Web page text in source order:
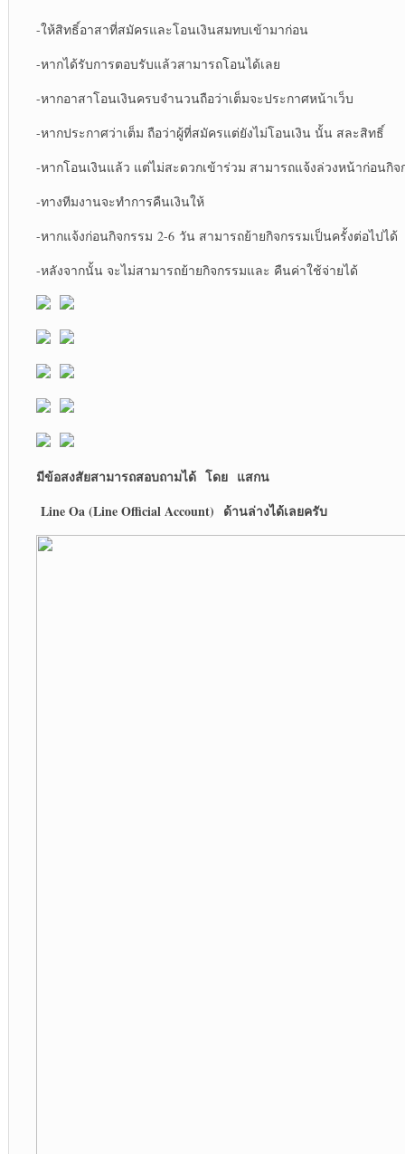
-ให้สิทธิ์อาสาที่สมัครและโอนเงินสมทบเข้ามาก่อน
-หากได้รับการตอบรับแล้วสามารถโอนได้เลย
-หากอาสาโอนเงินครบจำนวนถือว่าเต็มจะประกาศหน้าเว็บ
-หากประกาศว่าเต็ม ถือว่าผู้ที่สมัครแต่ยังไม่โอนเงิน นั้น สละสิทธิ์
-หากโอนเงินแล้ว แต่ไม่สะดวกเข้าร่วม สามารถแจ้งล่วงหน้าก่อนกิ
-ทางทีมงานจะทำการคืนเงินให้
-หากแจ้งก่อนกิจกรรม 2-6 วัน สามารถย้ายกิจกรรมเป็นครั้งต่อไปได้
-หลังจากนั้น จะไม่สามารถย้ายกิจกรรมและ คืนค่าใช้จ่ายได้
มีข้อสงสัยสามารถสอบถามได้ โดย แสกน
Line Oa (Line Official Account) ด้านล่างได้เลยครับ